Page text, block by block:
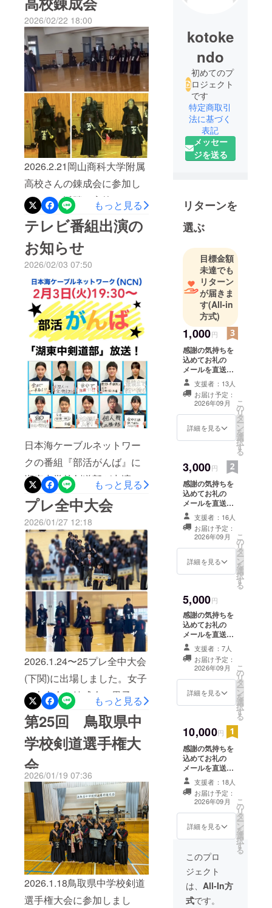
2026/02/22 18:00
2026.2.21岡山商科大学附属
高校さんの錬成会に参加し
ました。近隣の高校さんや
中学校さんと稽古させてい
ただき、普段できない様な
方々との濃密な時間を過ご
すことができました。岡山
商科大学附属高校様、錬成
会に参加させていただきあ
りがとうございました。こ
の経験を活かして、頑張っ
ていきます！
もっと見る
テレビ番組出演の
お知らせ
2026/02/03 07:50
日本海ケーブルネットワー
クの番組『部活がんば』に
湖東中学校剣道部が出演し
ます！本日2/3 19:30〜繰り
返し放送していただけるよ
うなので、今日見逃した
方、見れない方も明日以降
チェックをお願いします！
部活の様子や生徒たちの意
気込みをどうぞ、ご覧に
なってください！！名探偵
コナン像の前で写真を撮り
ました。
もっと見る
プレ全中大会
2026/01/27 12:18
2026.1.24〜25プレ全中大会
(下関)に出場しました。女子
は本大会と錬成会、男子は
錬成会に参加。結果対原中
(福岡) 3対0 勝ち対北城陽中
(京都) 0対3 負け１勝1敗
で、惜しくも予選リーグ敗
退となりました。錬成会で
は、全国の強豪校と対戦で
き、とても良い学びと自信
になったと思います。山陰
地区は大雪が降り、列車の
運休やら道路が危ないやら
で、帰路は色々ありました
が、先生、生徒、保護者で
もっと見る
第25回 鳥取県中
学校剣道選手権大
会
2026/01/19 07:36
2026.1.18鳥取県中学校剣道
選手権大会に参加しまし
kotoke
ndo
初めてのプ
ロジェクト
です
特定商取引
法に基づく
表記
メッセー
ジを送る
リターンを
選ぶ
目標金額
未達でも
リターン
が届きま
す(All-in
方式)
1,000円
感謝の気持ちを
込めてお礼の
メールを直送致
します。一人ひ
とりに向けて、
部員・保護者か
ら心温まるメッ
セージをお届け
します。
支援者：13人
お届け予定：
2026年09月
詳細を見る
こ
の
リ
タ
ー
ン
を
選
択
す
る
3,000円
感謝の気持ちを
込めてお礼の
メールを直送致
します。一人ひ
とりに向けて、
部員・保護者か
ら心温まるメッ
セージをお届け
します。 ※この
リターンは1,000
ます。
支援者：16人
お届け予定：
2026年09月
詳細を見る
こ
の
リ
タ
ー
ン
を
選
択
す
る
5,000円
感謝の気持ちを
込めてお礼の
メールを直送致
します。一人ひ
とりに向けて、
部員・保護者か
ら心温まるメッ
セージをお届け
します。 ※この
リターンは1,000
ます。
支援者：7人
お届け予定：
2026年09月
詳細を見る
こ
の
リ
タ
ー
ン
を
選
択
す
る
10,000円
感謝の気持ちを
込めてお礼の
メールを直送致
します。一人ひ
とりに向けて、
部員・保護者か
ら心温まるメッ
セージをお届け
します。 ※この
リターンは1,000
同じ内容になり
ます。
支援者：18人
お届け予定：
2026年09月
詳細を見る
こ
の
リ
タ
ー
ン
を
選
択
す
る
このプロ
ジェクト
は、 All-In方
式です。